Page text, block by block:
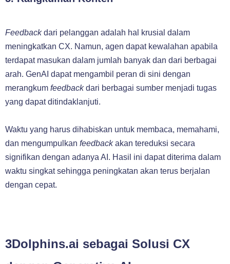
Feedbackdari pelanggan adalah hal krusial dalam
meningkatkan CX. Namun, agen dapat kewalahan apabila
terdapat masukan dalam jumlah banyak dan dari berbagai
arah. GenAI dapat mengambil peran di sini dengan
merangkum feedbackdari berbagai sumber menjadi tugas
yang dapat ditindaklanjuti.
Waktu yang harus dihabiskan untuk membaca, memahami,
dan mengumpulkan feedbackakan tereduksi secara
signifikan dengan adanya AI. Hasil ini dapat diterima dalam
waktu singkat sehingga peningkatan akan terus berjalan
dengan cepat.
3Dolphins.ai sebagai Solusi CX